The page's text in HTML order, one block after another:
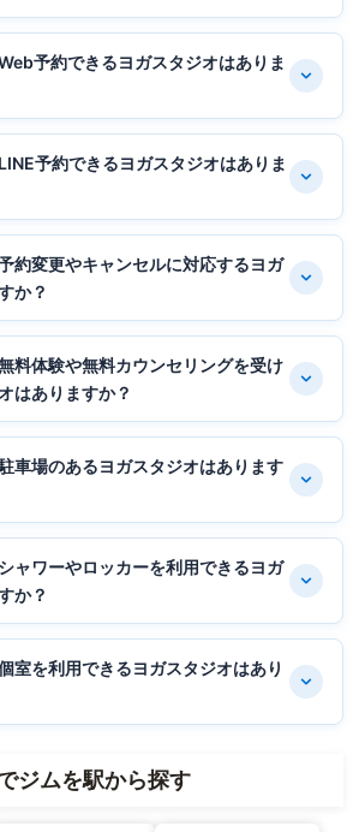
予約できるヨガスタジオはありま
予約できるヨガスタジオはありま
約変更やキャンセルに対応するヨガ
か？
料体験や無料カウンセリングを受け
はありますか？
車場のあるヨガスタジオはあります
ャワーやロッカーを利用できるヨガ
か？
室を利用できるヨガスタジオはあり
ジムを駅から探す